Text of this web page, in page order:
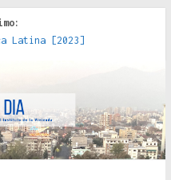
Latina [2023]
[2022]
[2020]
adecuada [2019]
Seguro Obrero en
[2014]